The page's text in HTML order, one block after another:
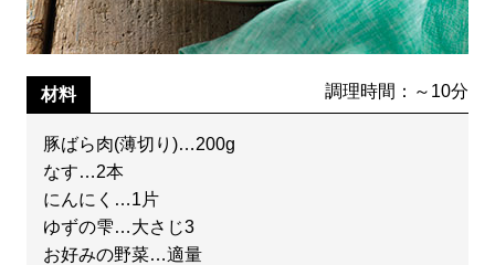
材料 調理時間：～10分
豚ばら肉(薄切り)…200g
なす…2本
にんにく…1片
ゆずの雫…大さじ3
お好みの野菜…適量